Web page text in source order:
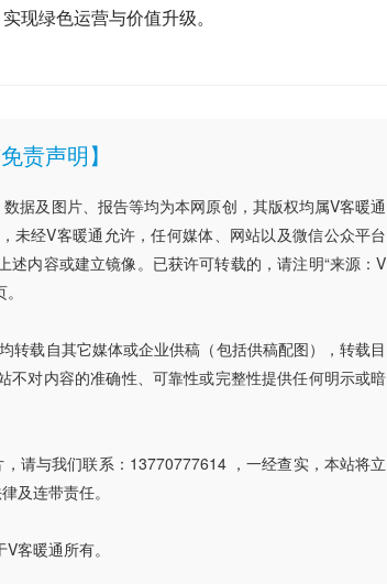
现绿色运营与价值升级。
责声明】
据及图片、报告等均为本网原创，其版权均属V客暖通
未经V客暖通允许，任何媒体、网站以及微信公众平台
内容或建立镜像。已获许可转载的，请注明“来源：V
转载自其它媒体或企业供稿（包括供稿配图），转载目
不对内容的准确性、可靠性或完整性提供任何明示或暗
请与我们联系：13770777614 ，一经查实，本站将立
及连带责任。
客暖通所有。